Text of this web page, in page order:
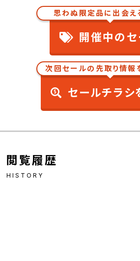
思わぬ限定品に出会え
開催中のセ
次回セールの先取り情報
セールチラシ
閲覧履歴
HISTORY